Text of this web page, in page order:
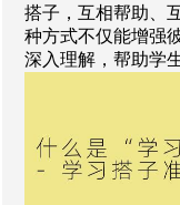
搭子，互相帮助、
种方式不仅能增强
深入理解，帮助学